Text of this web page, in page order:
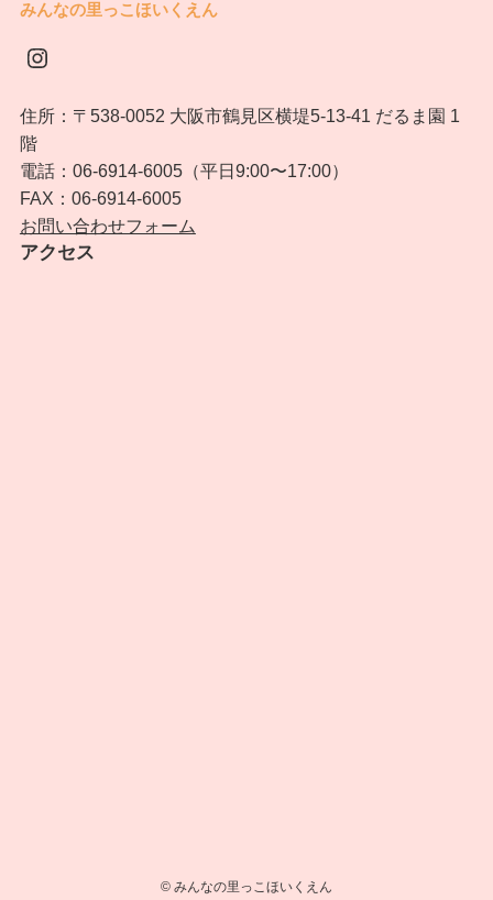
みんなの里っこほいくえん
Instagram
住所：〒538-0052 大阪市鶴見区横堤5-13-41 だるま園 1
階
電話：06-6914-6005（平日9:00〜17:00）
FAX：06-6914-6005
お問い合わせフォーム
アクセス
© みんなの里っこほいくえん